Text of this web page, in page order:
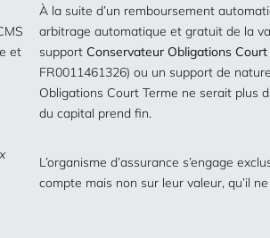
et
À la suite d’un remboursement
arbitrage automatique et gratuit de la
support Conservateur Obligations Court
FR0011461326) ou un support de
Obligations Court Terme ne serait plus
du capital prend fin.
L’organisme d’assurance s’engage
compte mais non sur leur valeur, qu’il